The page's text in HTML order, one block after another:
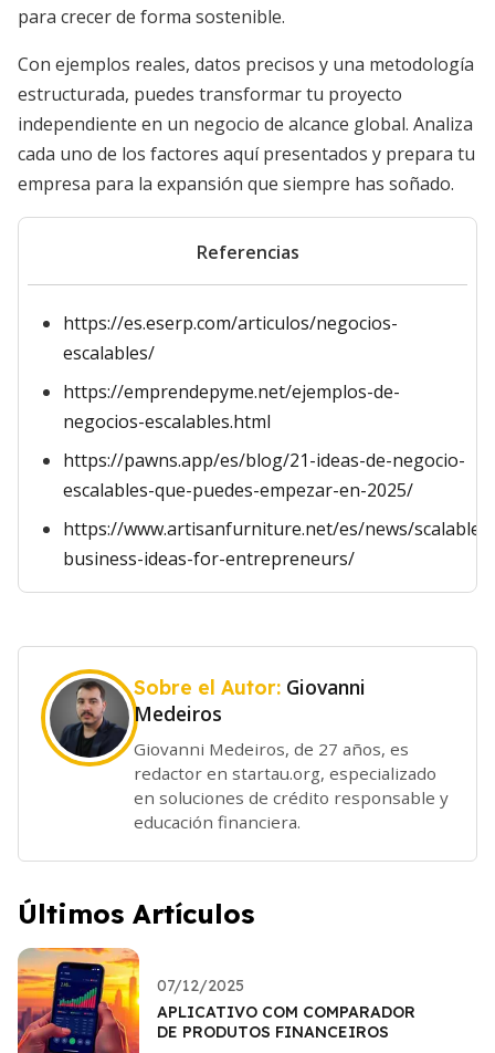
para crecer de forma sostenible.
Con ejemplos reales, datos precisos y una metodología
estructurada, puedes transformar tu proyecto
independiente en un negocio de alcance global. Analiza
cada uno de los factores aquí presentados y prepara tu
empresa para la expansión que siempre has soñado.
Referencias
https://es.eserp.com/articulos/negocios-
escalables/
https://emprendepyme.net/ejemplos-de-
negocios-escalables.html
https://pawns.app/es/blog/21-ideas-de-negocio-
escalables-que-puedes-empezar-en-2025/
https://www.artisanfurniture.net/es/news/scalable-
business-ideas-for-entrepreneurs/
Sobre el Autor: Giovanni
Medeiros
Giovanni Medeiros, de 27 años, es
redactor en startau.org, especializado
en soluciones de crédito responsable y
educación financiera.
Últimos Artículos
07/12/2025
APLICATIVO COM COMPARADOR
DE PRODUTOS FINANCEIROS